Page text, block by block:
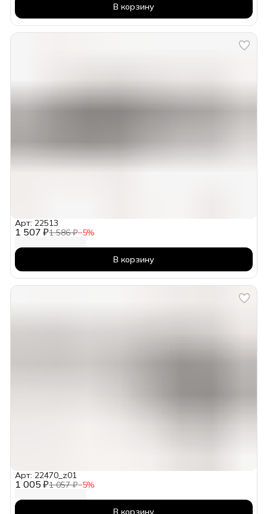
В корзину
1 507 ₽1 586 ₽−5%
Арт: 22513
В корзину
1 005 ₽1 057 ₽−5%
Арт: 22470_z01
В корзину